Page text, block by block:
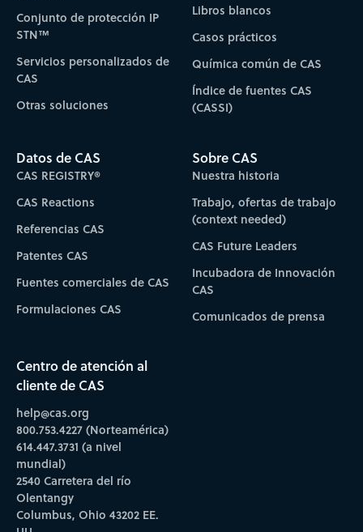
Conjunto de protección IP
STN™
Servicios personalizados de
CAS
Otras soluciones
Libros blancos
Casos prácticos
Química común de CAS
Índice de fuentes CAS
(CASSI)
Datos de CAS
CAS REGISTRY®
CAS Reactions
Referencias CAS
Patentes CAS
Fuentes comerciales de CAS
Formulaciones CAS
Sobre CAS
Nuestra historia
Trabajo, ofertas de trabajo
(context needed)
CAS Future Leaders
Incubadora de Innovación
CAS
Comunicados de prensa
Centro de atención al
cliente de CAS
help@cas.org
800.753.4227 (Norteamérica)
614.447.3731 (a nivel
mundial)
2540 Carretera del río
Olentangy
Columbus, Ohio 43202 EE.